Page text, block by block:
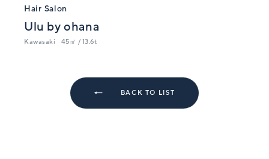
Hair Salon
Ulu by ohana
Kawasaki 45㎡ / 13.6t
BACK TO LIST